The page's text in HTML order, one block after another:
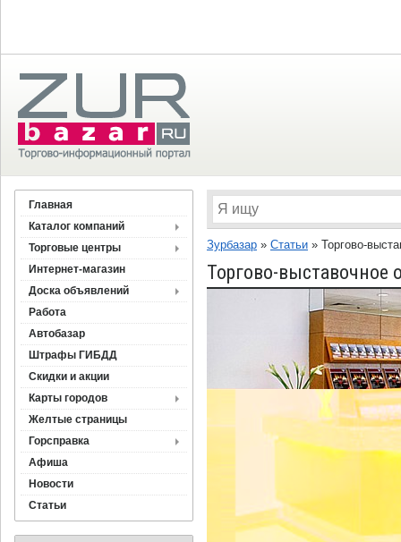
Главная
Каталог компаний
Торговые центры
Интернет-магазин
Доска объявлений
Работа
Автобазар
Штрафы ГИБДД
Скидки и акции
Карты городов
Желтые страницы
Горсправка
Афиша
Новости
Статьи
Зурбазар » Статьи » Торгово-
Торгово-выставочное